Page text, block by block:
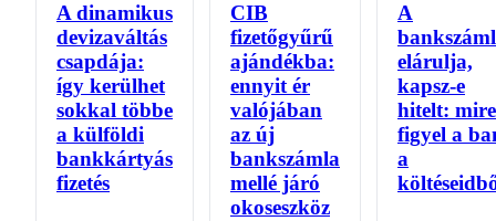
A dinamikus
devizaváltás
csapdája:
így kerülhet
sokkal többe
a külföldi
bankkártyás
fizetés
CIB
fizetőgyűrű
ajándékba:
ennyit ér
valójában
az új
bankszámla
mellé járó
okoseszköz
A
elárulja,
kapsz-e
hitelt: mire
figyel a
a